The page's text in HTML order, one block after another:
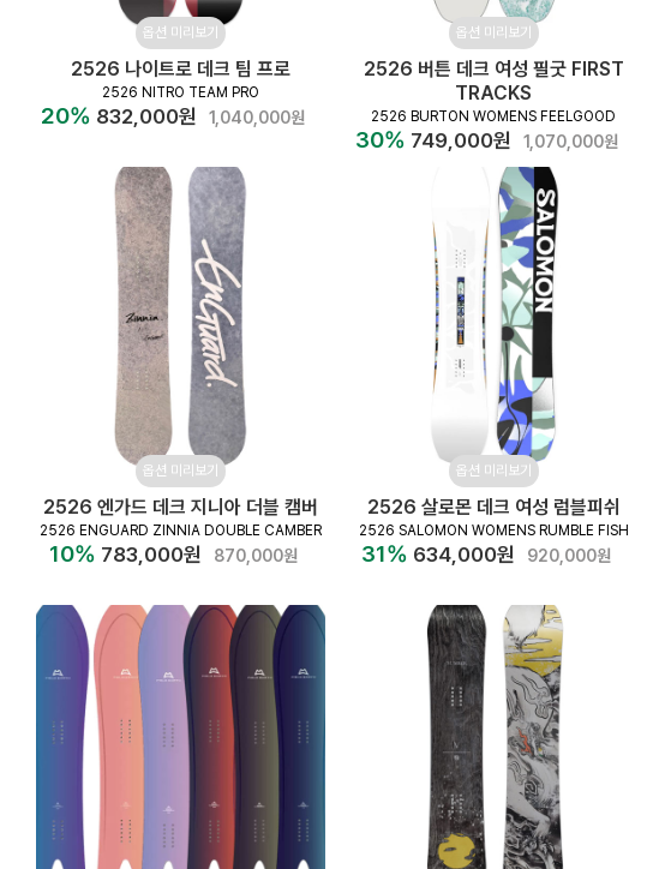
옵션 미리보기
2526 나이트로 데크 팀 프로
2526 NITRO TEAM PRO
20% 832,000원 1,040,000원
옵션 미리보기
2526 버튼 데크 여성 필굿 FIRST
TRACKS
2526 BURTON WOMENS FEELGOOD
30% 749,000원 1,070,000원
옵션 미리보기
2526 엔가드 데크 지니아 더블 캠버
2526 ENGUARD ZINNIA DOUBLE CAMBER
10% 783,000원 870,000원
옵션 미리보기
2526 살로몬 데크 여성 럼블피쉬
2526 SALOMON WOMENS RUMBLE FISH
31% 634,000원 920,000원